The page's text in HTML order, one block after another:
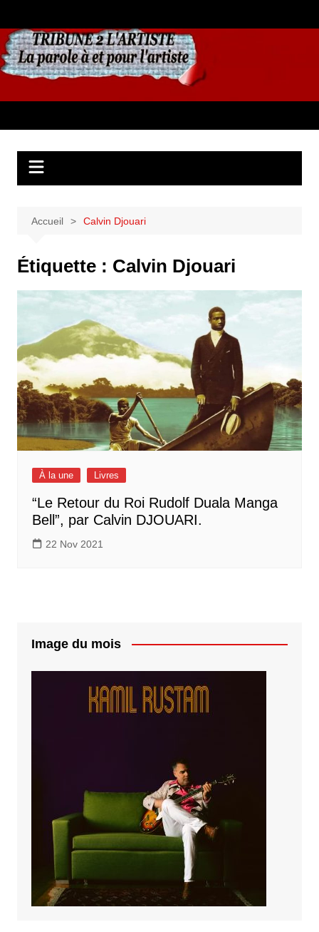
au
contenu
Accueil Calvin Djouari
Étiquette : Calvin Djouari
À la une Livres
“Le Retour du Roi Rudolf Duala Manga
Bell”, par Calvin DJOUARI.
22 Nov 2021
Image du mois